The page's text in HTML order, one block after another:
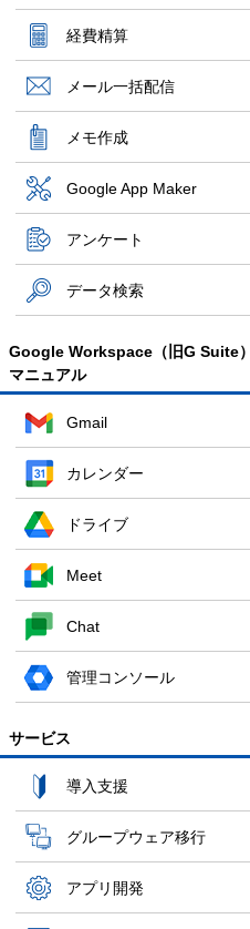
経費精算
メール一括配信
メモ作成
Google App Maker
アンケート
データ検索
Google Workspace（旧G Suite）
マニュアル
Gmail
カレンダー
ドライブ
Meet
Chat
管理コンソール
サービス
導入支援
グループウェア移行
アプリ開発